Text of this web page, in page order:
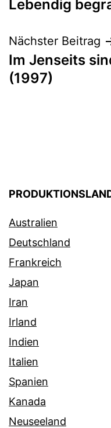
Lebendig
Nächster Beitrag
Im Jenseits
(1997)
Australien
Deutschland
Frankreich
Japan
Iran
Irland
Indien
Italien
Spanien
Kanada
Neuseeland